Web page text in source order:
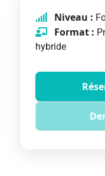
Niveau :
Format :
hybride